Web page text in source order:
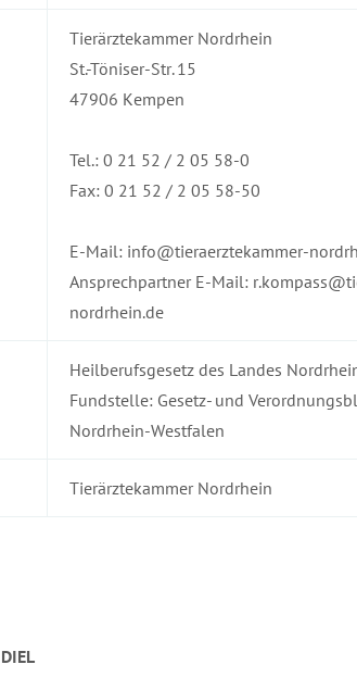
Tierärztekammer Nordrhein
St.-Töniser-Str. 15
47906 Kempen
Tel.: 0 21 52 / 2 05 58-0
Fax: 0 21 52 / 2 05 58-50
E-Mail: info@tieraerztekammer-
Ansprechpartner E-Mail:
nordrhein.de
Heilberufsgesetz des Landes
Fundstelle: Gesetz- und
Nordrhein-Westfalen
Tierärztekammer Nordrhein